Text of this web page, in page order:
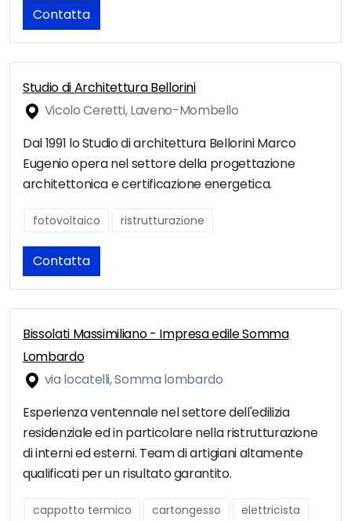
Contatta
Studio di Architettura Bellorini
Vicolo Ceretti, Laveno-Mombello
Dal 1991 lo Studio di architettura Bellorini Marco
Eugenio opera nel settore della progettazione
architettonica e certificazione energetica.
fotovoltaico ristrutturazione
Contatta
Bissolati Massimiliano - Impresa edile Somma
Lombardo
via locatelli, Somma lombardo
Esperienza ventennale nel settore dell'edilizia
residenziale ed in particolare nella ristrutturazione
di interni ed esterni. Team di artigiani altamente
qualificati per un risultato garantito.
cappotto termico cartongesso
elettricista